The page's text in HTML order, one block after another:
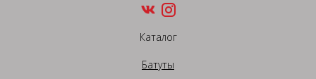
Каталог
Батуты